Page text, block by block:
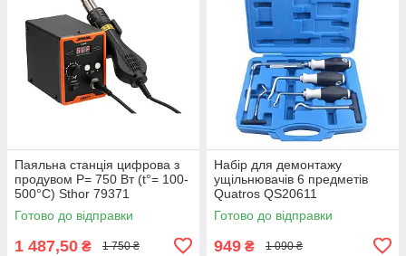
Паяльна станція цифрова з
продувом Р= 750 Вт (t°= 100-
500°С) Sthor 79371
Готово до відправки
1 487,50 ₴ 1 750 ₴
Набір для демонтажу
ущільнювачів 6 предметів
Quatros QS20611
Готово до відправки
949 ₴ 1 090 ₴